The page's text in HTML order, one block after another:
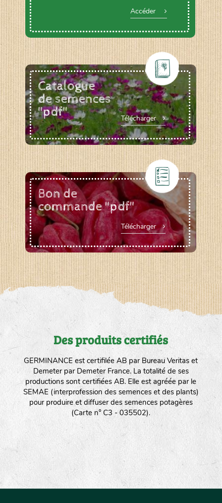
Accéder
Catalogue
de semences
"pdf"
Télécharger
Bon de
commande "pdf"
Télécharger
Des produits certifiés
GERMINANCE est certifilée AB par Bureau Veritas et
Demeter par Demeter France. La totalité de ses
productions sont certifiées AB. Elle est agréée par le
SEMAE (interprofession des semences et des plants)
pour produire et diffuser des semences potagères
(Carte n° C3 - 035502).